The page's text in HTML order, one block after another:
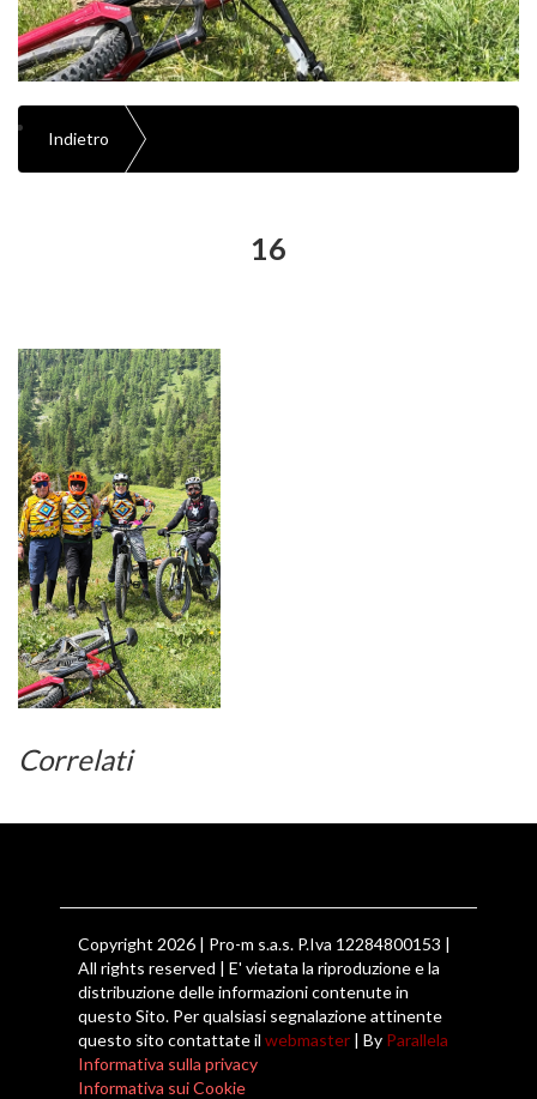
Indietro
16
Correlati
Copyright 2026 | Pro-m s.a.s. P.Iva 12284800153 |
All rights reserved | E' vietata la riproduzione e la
distribuzione delle informazioni contenute in
questo Sito. Per qualsiasi segnalazione attinente
questo sito contattate il webmaster | By Parallela
Informativa sulla privacy
Informativa sui Cookie